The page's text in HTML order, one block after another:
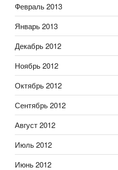
Февраль 2013
Январь 2013
Декабрь 2012
Ноябрь 2012
Октябрь 2012
Сентябрь 2012
Август 2012
Июль 2012
Июнь 2012